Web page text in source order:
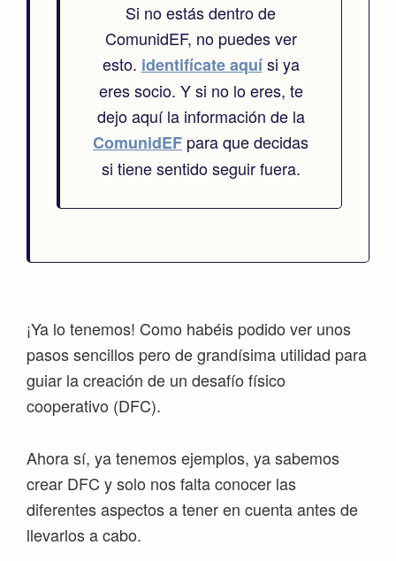
Si no estás dentro de
ComunidEF, no puedes ver
esto. identifícate aquísi ya
eres socio. Y si no lo eres, te
dejo aquí la información de la
ComunidEF para que decidas
si tiene sentido seguir fuera.
¡Ya lo tenemos! Como habéis podido ver unos
pasos sencillos pero de grandísima utilidad para
guiar la creación de un desafío físico
cooperativo (DFC).
Ahora sí, ya tenemos ejemplos, ya sabemos
crear DFC y solo nos falta conocer las
diferentes aspectos a tener en cuenta antes de
llevarlos a cabo.